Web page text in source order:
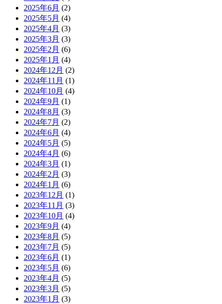
2025年6月 (2)
2025年5月 (4)
2025年4月 (3)
2025年3月 (3)
2025年2月 (6)
2025年1月 (4)
2024年12月 (2)
2024年11月 (1)
2024年10月 (4)
2024年9月 (1)
2024年8月 (3)
2024年7月 (2)
2024年6月 (4)
2024年5月 (5)
2024年4月 (6)
2024年3月 (1)
2024年2月 (3)
2024年1月 (6)
2023年12月 (1)
2023年11月 (3)
2023年10月 (4)
2023年9月 (4)
2023年8月 (5)
2023年7月 (5)
2023年6月 (1)
2023年5月 (6)
2023年4月 (5)
2023年3月 (5)
2023年1月 (3)